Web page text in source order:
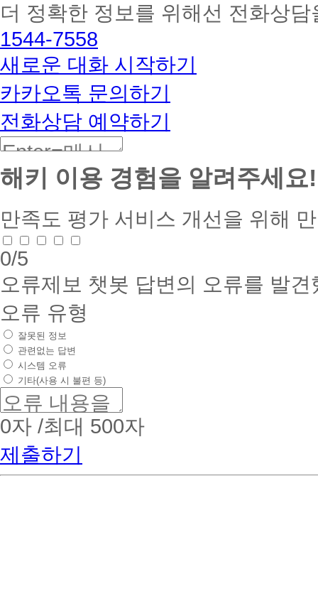
토
커
BETA
더 정확한 정보를 위해선 전화상
1544-7558
새로운 대화 시작하기
카카오톡 문의하기
전화상담 예약하기
해키 이용 경험을 알려주세요!
만족도 평가 서비스 개선을 위해
0/5
오류제보 챗봇 답변의 오류를 발
오류 유형
잘못된 정보
관련없는 답변
시스템 오류
기타(사용 시 불편 등)
0자 /최대 500자
제출하기